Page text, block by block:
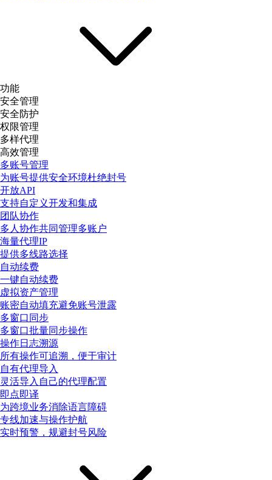
功能
安全管理
安全防护
权限管理
多样代理
高效管理
多账号管理
为账号提供安全环境杜绝封号
开放API
支持自定义开发和集成
团队协作
多人协作共同管理多账户
海量代理IP
提供多线路选择
自动续费
一键自动续费
虚拟资产管理
账密自动填充避免账号泄露
多窗口同步
多窗口批量同步操作
操作日志溯源
所有操作可追溯，便于审计
自有代理导入
灵活导入自己的代理配置
即点即译
为跨境业务消除语言障碍
专线加速与操作护航
实时预警，规避封号风险